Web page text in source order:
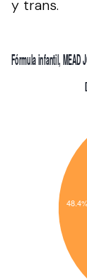
y trans.